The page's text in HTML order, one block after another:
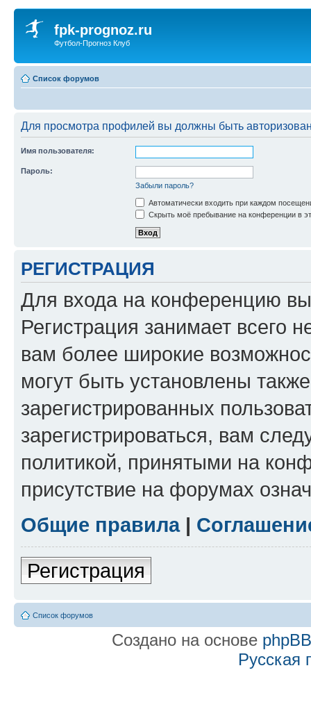
fpk-prognoz.ru
Футбол-Прогноз Клуб
Список форумов
Для просмотра профилей вы должны быть
Имя пользователя:
Пароль:
Забыли пароль?
Автоматически входить при каждом
Скрыть моё пребывание на конференции в
РЕГИСТРАЦИЯ
Для входа на конференцию
Регистрация занимает всего
вам более широкие
могут быть установлены
зарегистрированных
зарегистрироваться, вам
политикой, принятыми на
присутствие на форумах
Общие правила|
Регистрация
Список форумов
Создано на основе phpBB
Русская